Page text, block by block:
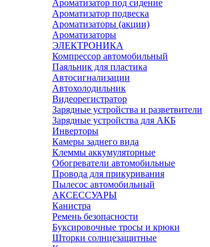
Ароматизатор под сидение
Ароматизатор подвеска
Ароматизаторы (акции)
Ароматизаторы
ЭЛЕКТРОНИКА
Компрессор автомобильный
Паяльник для пластика
Автосигнализации
Автохолодильник
Видеорегистратор
Зарядные устройства и разветвители
Зарядные устройства для АКБ
Инверторы
Камеры заднего вида
Клеммы аккумуляторные
Обогреватели автомобильные
Провода для прикуривания
Пылесос автомобильный
АКСЕССУАРЫ
Канистра
Ремень безопасности
Буксировочные тросы и крюки
Шторки солнцезащитные